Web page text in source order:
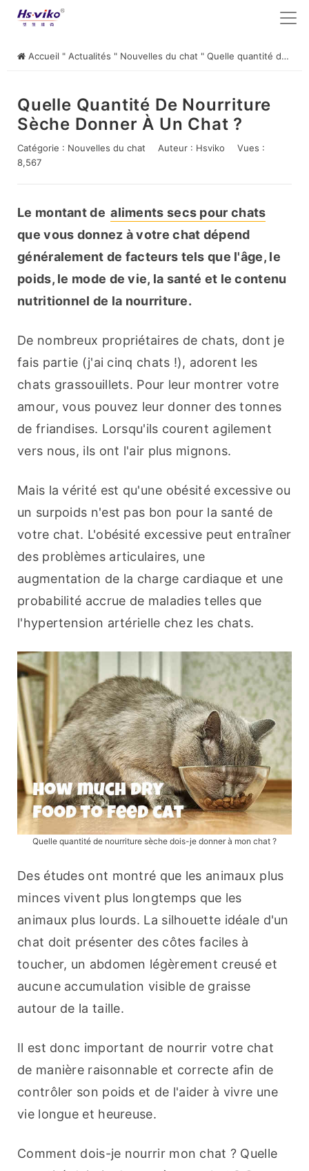
Accueil " Actualités " Nouvelles du chat " Quelle quantité de nourriture sèche donner à un chat ?
Quelle Quantité De Nourriture
Sèche Donner À Un Chat ?
Catégorie : Nouvelles du chat Auteur : Hsviko
Vues :
8,567
Le montant de aliments secs pour chats
que vous donnez à votre chat dépend
généralement de facteurs tels que l'âge, le
poids, le mode de vie, la santé et le contenu
nutritionnel de la nourriture.
De nombreux propriétaires de chats, dont je
fais partie (j'ai cinq chats !), adorent les
chats grassouillets. Pour leur montrer votre
amour, vous pouvez leur donner des tonnes
de friandises. Lorsqu'ils courent agilement
vers nous, ils ont l'air plus mignons.
Mais la vérité est qu'une obésité excessive ou
un surpoids n'est pas bon pour la santé de
votre chat. L'obésité excessive peut entraîner
des problèmes articulaires, une
augmentation de la charge cardiaque et une
probabilité accrue de maladies telles que
l'hypertension artérielle chez les chats.
Quelle quantité de nourriture sèche dois-je donner à mon chat ?
Des études ont montré que les animaux plus
minces vivent plus longtemps que les
animaux plus lourds. La silhouette idéale d'un
chat doit présenter des côtes faciles à
toucher, un abdomen légèrement creusé et
aucune accumulation visible de graisse
autour de la taille.
Il est donc important de nourrir votre chat
de manière raisonnable et correcte afin de
contrôler son poids et de l'aider à vivre une
vie longue et heureuse.
Comment dois-je nourrir mon chat ? Quelle